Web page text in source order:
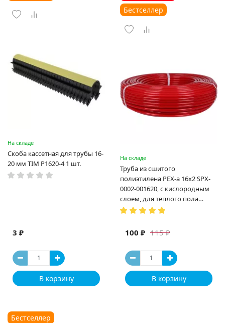
На складе
Скоба кассетная для трубы 16-
20 мм TIM P1620-4 1 шт.
3 ₽
В корзину
Бестселлер
На складе
Труба из сшитого
полиэтилена PEX-a 16х2 SPX-
0002-001620, с кислородным
слоем, для теплого пола
(Испания)
115 ₽
100 ₽
В корзину
Бестселлер